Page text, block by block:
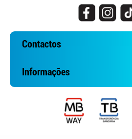
Contactos
Informações